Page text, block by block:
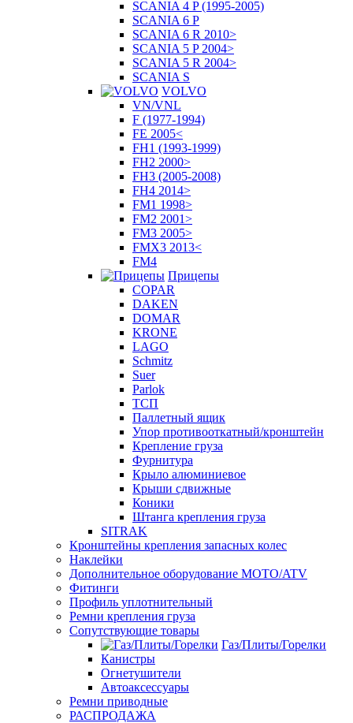
SCANIA 4 P (1995-2005)
SCANIA 6 P
SCANIA 6 R 2010>
SCANIA 5 P 2004>
SCANIA 5 R 2004>
SCANIA S
VOLVO
VN/VNL
F (1977-1994)
FE 2005<
FH1 (1993-1999)
FH2 2000>
FH3 (2005-2008)
FH4 2014>
FM1 1998>
FM2 2001>
FM3 2005>
FMX3 2013<
FM4
Прицепы
COPAR
DAKEN
DOMAR
KRONE
LAGO
Schmitz
Suer
Parlok
ТСП
Паллетный ящик
Упор противооткатный/кронштейн
Крепление груза
Фурнитура
Крыло алюминиевое
Крыши сдвижные
Коники
Штанга крепления груза
SITRAK
Кронштейны крепления запасных колес
Наклейки
Дополнительное оборудование MOTO/ATV
Фитинги
Профиль уплотнительный
Ремни крепления груза
Сопутствующие товары
Газ/Плиты/Горелки
Канистры
Огнетушители
Автоаксессуары
Ремни приводные
РАСПРОДАЖА